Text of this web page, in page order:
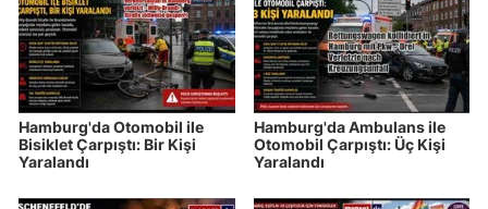
Hamburg'da Otomobil ile
Bisiklet Çarpıştı: Bir Kişi
Yaralandı
Hamburg'da Ambulans ile
Otomobil Çarpıştı: Üç Kişi
Yaralandı